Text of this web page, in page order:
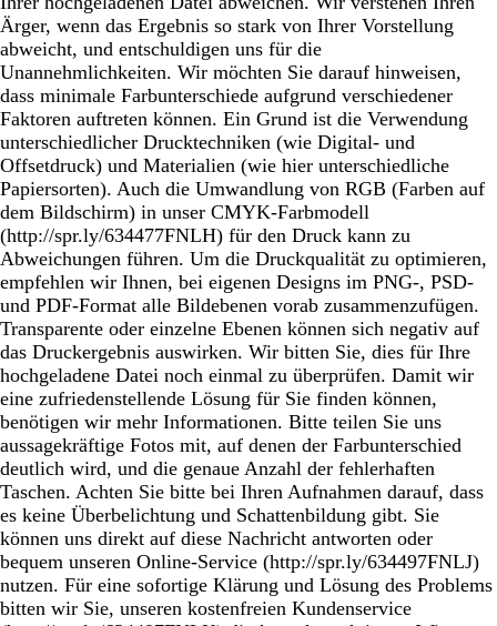
Ärger, wenn das Ergebnis so stark von Ihrer Vorstellung
abweicht, und entschuldigen uns für die
Unannehmlichkeiten. Wir möchten Sie darauf hinweisen,
dass minimale Farbunterschiede aufgrund verschiedener
Faktoren auftreten können. Ein Grund ist die Verwendung
unterschiedlicher Drucktechniken (wie Digital- und
Offsetdruck) und Materialien (wie hier unterschiedliche
Papiersorten). Auch die Umwandlung von RGB (Farben auf
dem Bildschirm) in unser CMYK-Farbmodell
(http://spr.ly/634477FNLH) für den Druck kann zu
Abweichungen führen. Um die Druckqualität zu optimieren,
empfehlen wir Ihnen, bei eigenen Designs im PNG-, PSD-
und PDF-Format alle Bildebenen vorab zusammenzufügen.
Transparente oder einzelne Ebenen können sich negativ auf
das Druckergebnis auswirken. Wir bitten Sie, dies für Ihre
hochgeladene Datei noch einmal zu überprüfen. Damit wir
eine zufriedenstellende Lösung für Sie finden können,
benötigen wir mehr Informationen. Bitte teilen Sie uns
aussagekräftige Fotos mit, auf denen der Farbunterschied
deutlich wird, und die genaue Anzahl der fehlerhaften
Taschen. Achten Sie bitte bei Ihren Aufnahmen darauf, dass
es keine Überbelichtung und Schattenbildung gibt. Sie
können uns direkt auf diese Nachricht antworten oder
bequem unseren Online-Service (http://spr.ly/634497FNLJ)
nutzen. Für eine sofortige Klärung und Lösung des Problems
bitten wir Sie, unseren kostenfreien Kundenservice